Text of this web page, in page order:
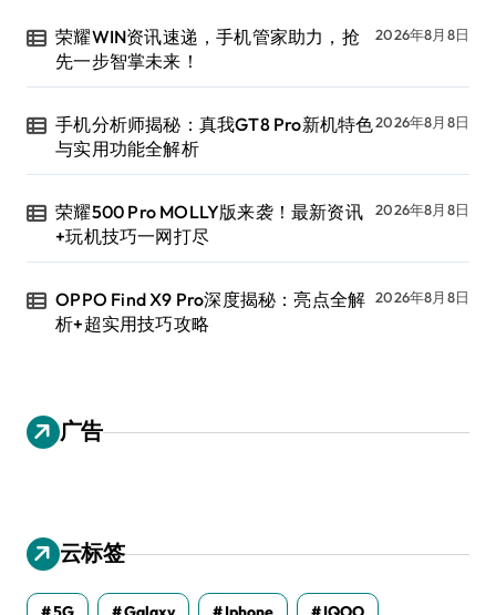
荣耀WIN资讯速递，手机管家助力，抢
先一步智掌未来！
2026年8月8日
手机分析师揭秘：真我GT8 Pro新机特色
与实用功能全解析
2026年8月8日
荣耀500 Pro MOLLY版来袭！最新资讯
+玩机技巧一网打尽
2026年8月8日
OPPO Find X9 Pro深度揭秘：亮点全解
析+超实用技巧攻略
2026年8月8日
广告
云标签